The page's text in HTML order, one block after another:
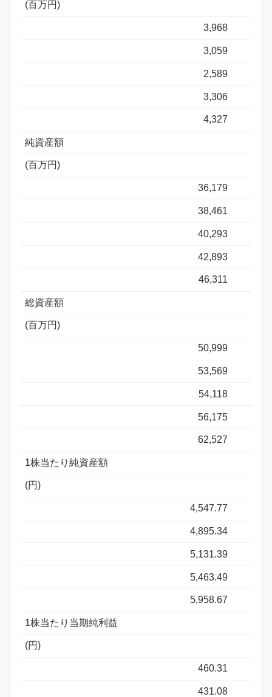
(百万円)
3,968
3,059
2,589
3,306
4,327
純資産額
(百万円)
36,179
38,461
40,293
42,893
46,311
総資産額
(百万円)
50,999
53,569
54,118
56,175
62,527
1株当たり純資産額
(円)
4,547.77
4,895.34
5,131.39
5,463.49
5,958.67
1株当たり当期純利益
(円)
460.31
431.08